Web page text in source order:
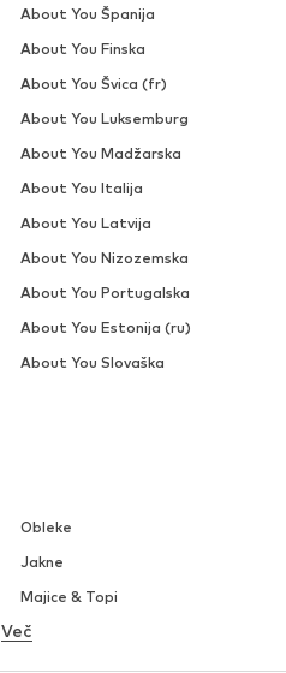
Obleke
Jakne
Majice & Topi
Perilo
Več
About You Španija
About You Finska
About You Švica (fr)
About You Luksemburg
About You Madžarska
About You Italija
About You Latvija
About You Nizozemska
About You Portugalska
About You Estonija (ru)
About You Slovaška